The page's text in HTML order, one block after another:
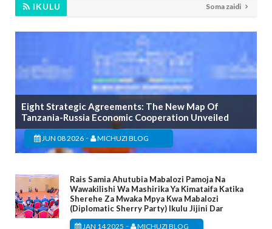
IKULU Soma zaidi
Eight Strategic Agreements: The New Map Of
Tanzania-Russia Economic Cooperation Unveiled
JUN 08 2026 - MICHUZI BLOG
Rais Samia Ahutubia Mabalozi Pamoja Na
Wawakilishi Wa Mashirika Ya Kimataifa Katika
Sherehe Za Mwaka Mpya Kwa Mabalozi
(Diplomatic Sherry Party) Ikulu Jijini Dar
JAN 14 2025 - MICHUZI BLOG